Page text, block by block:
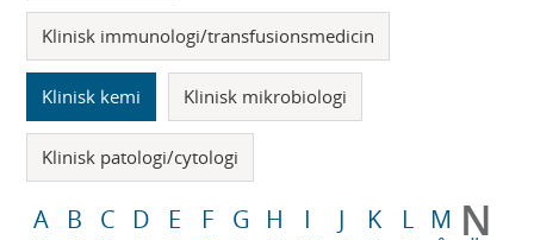
Klinisk immunologi/transfusionsmedicin
Klinisk kemi Klinisk mikrobiologi
Klinisk patologi/cytologi
A B C D E F G H I J K L M N